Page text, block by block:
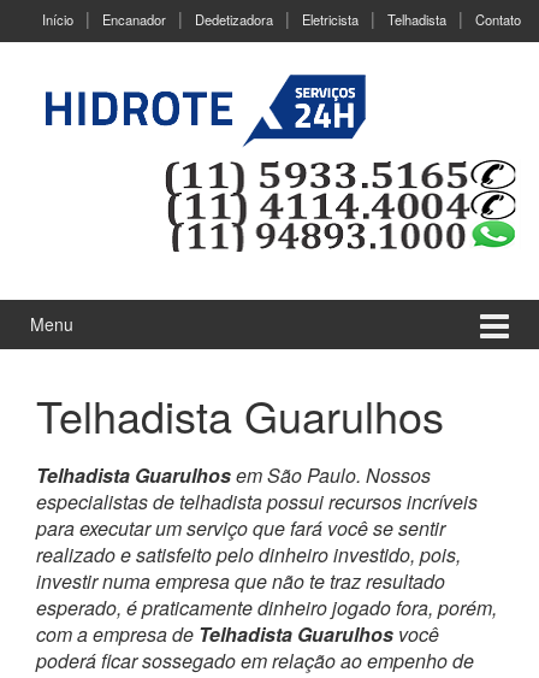
Início Encanador Dedetizadora Eletricista Telhadista Contato
Menu
Telhadista Guarulhos
Telhadista Guarulhosem São Paulo. Nossos
especialistas de telhadista possui recursos incríveis
para executar um serviço que fará você se sentir
realizado e satisfeito pelo dinheiro investido, pois,
investir numa empresa que não te traz resultado
esperado, é praticamente dinheiro jogado fora, porém,
com a empresa de Telhadista Guarulhos você
poderá ficar sossegado em relação ao empenho de